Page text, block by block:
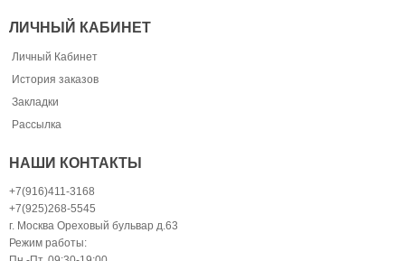
ЛИЧНЫЙ КАБИНЕТ
Личный Кабинет
История заказов
Закладки
Рассылка
НАШИ КОНТАКТЫ
+7(916)411-3168
+7(925)268-5545
г. Москва Ореховый бульвар д.63
Режим работы: